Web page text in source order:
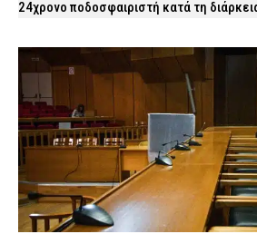
24χρονο ποδοσφαιριστή κατά τη
Ψάθα: Αυτός είναι ο Έλληνας χειριστής
σύγκρουση ελικοπτέρων – Μια ημέρα
τόπο καταγωγής του
ΕΙΔΗΣΕΙΣ 5 Αυγούστου 2026 22:38
Κέρκυρα: Συνελήφθη 19χρονος
μαχαίρι 11 εκατοστών σε αστυνομικό
ΑΣΤΥΝΟΜΙΑ 5 Αυγούστου 2026 22:24
Φωτιά στη Βοιωτία: Προς αναστολή